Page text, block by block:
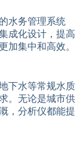
水务管理系统
成化设计，提高
加集中和高效。
下水等常规水质
。无论是城市供
，分析仪都能提